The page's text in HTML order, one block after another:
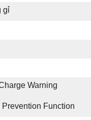
gỉ
Warning
Function